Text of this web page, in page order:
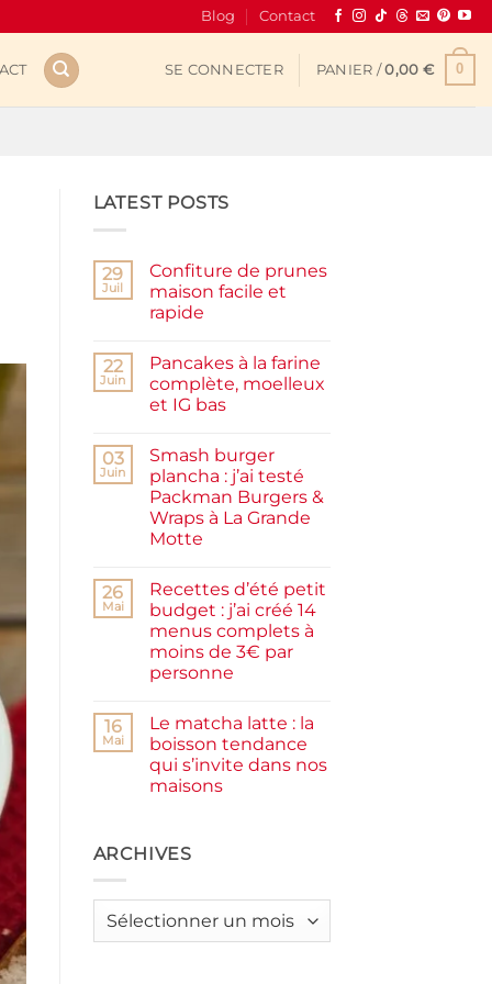
Blog Contact
SE CONNECTER PANIER /0,00 € 0
LATEST POSTS
29
Juil
Confiture de prunes
maison facile et
rapide
sur
Confiture
de
prunes
et
rapide
22
Juin
Pancakes à la farine
complète, moelleux
et IG bas
sur
Pancakes
à
la
farine
complète,
moelleux
bas
03
Juin
Smash burger
plancha : j’ai testé
Packman Burgers &
Wraps à La Grande
Motte
sur
Smash
burger
plancha :
j’ai
testé
Packman
à
La
Grande
Motte
26
Mai
Recettes d’été petit
budget : j’ai créé 14
menus complets à
moins de 3€ par
personne
sur
Recettes
d’été
petit
budget
menus
complets
3€
16
Mai
Le matcha latte : la
boisson tendance
qui s’invite dans nos
maisons
Le
matcha
boisson
ARCHIVES
Archives